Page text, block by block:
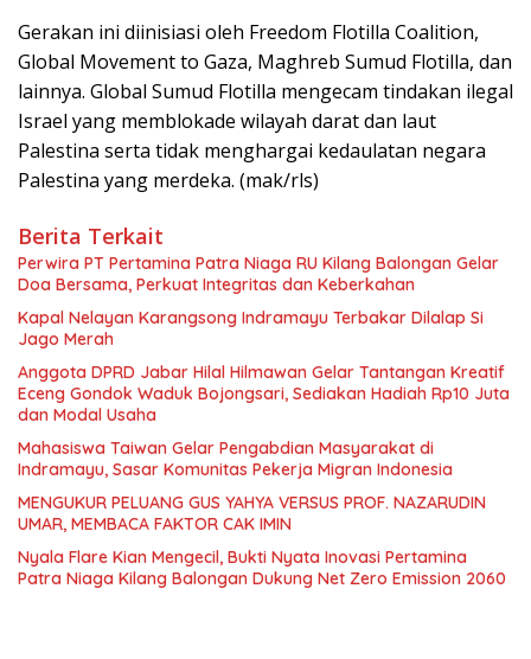
Gerakan ini diinisiasi oleh Freedom Flotilla Coalition,
Global Movement to Gaza, Maghreb Sumud Flotilla, dan
lainnya. Global Sumud Flotilla mengecam tindakan ilegal
Israel yang memblokade wilayah darat dan laut
Palestina serta tidak menghargai kedaulatan negara
Palestina yang merdeka. (mak/rls)
Berita Terkait
Perwira PT Pertamina Patra Niaga RU Kilang Balongan Gelar
Doa Bersama, Perkuat Integritas dan Keberkahan
Kapal Nelayan Karangsong Indramayu Terbakar Dilalap Si
Jago Merah
Anggota DPRD Jabar Hilal Hilmawan Gelar Tantangan Kreatif
Eceng Gondok Waduk Bojongsari, Sediakan Hadiah Rp10 Juta
dan Modal Usaha
Mahasiswa Taiwan Gelar Pengabdian Masyarakat di
Indramayu, Sasar Komunitas Pekerja Migran Indonesia
MENGUKUR PELUANG GUS YAHYA VERSUS PROF. NAZARUDIN
UMAR, MEMBACA FAKTOR CAK IMIN
Nyala Flare Kian Mengecil, Bukti Nyata Inovasi Pertamina
Patra Niaga Kilang Balongan Dukung Net Zero Emission 2060